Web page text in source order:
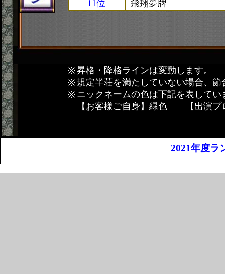
11位
飛翔夢牌
昇格・降格ラインは変動します。
規定半荘を満たしていない場合、
ニックネームの色は下記を表してい
【お客様ご自身】緑色 【出演
2021年度ラ